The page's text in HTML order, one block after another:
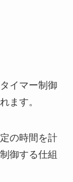
イマー制御
ます。
の時間を計
御する仕組